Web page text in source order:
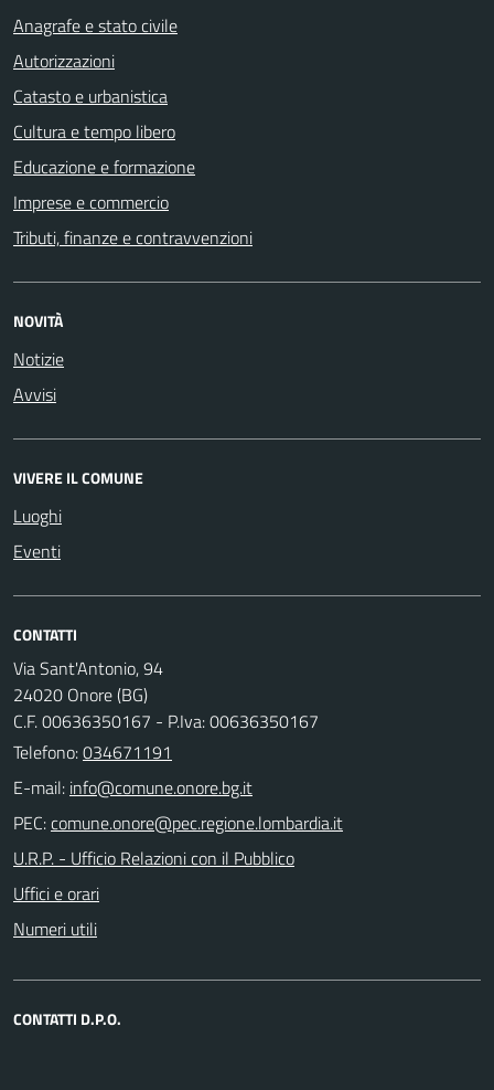
Anagrafe e stato civile
Autorizzazioni
Catasto e urbanistica
Cultura e tempo libero
Educazione e formazione
Imprese e commercio
Tributi, finanze e contravvenzioni
NOVITÀ
Notizie
Avvisi
VIVERE IL COMUNE
Luoghi
Eventi
CONTATTI
Via Sant'Antonio, 94
24020 Onore (BG)
C.F. 00636350167 - P.Iva: 00636350167
Telefono:034671191
E-mail:
PEC:
U.R.P. - Ufficio Relazioni con il Pubblico
Uffici e orari
Numeri utili
CONTATTI D.P.O.